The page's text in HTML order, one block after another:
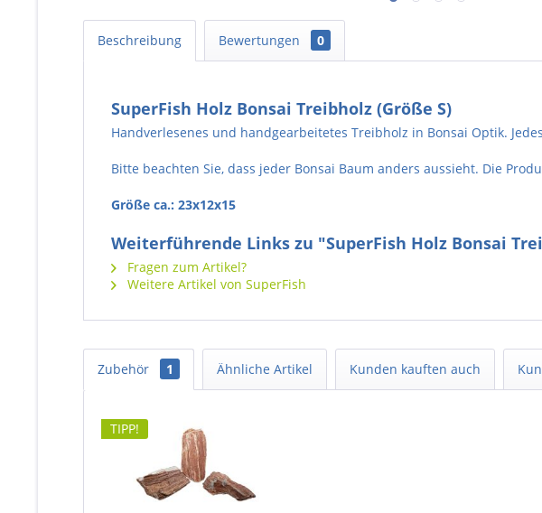
Beschreibung Bewertungen 0
SuperFish Holz Bonsai Treibholz (Größe S)
Handverlesenes und handgearbeitetes Treibholz in Bonsai Optik.
Bitte beachten Sie, dass jeder Bonsai Baum anders aussieht. Die
Größe ca.: 23x12x15
Weiterführende Links zu "SuperFish Holz Bonsai
Fragen zum Artikel?
Weitere Artikel von SuperFish
Zubehör 1 Ähnliche Artikel Kunden kauften auch
TIPP!